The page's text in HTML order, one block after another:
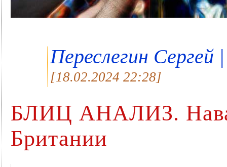
Переслегин Сергей
[18.02.2024 22:28]
БЛИЦ АНАЛИЗ.
Британии